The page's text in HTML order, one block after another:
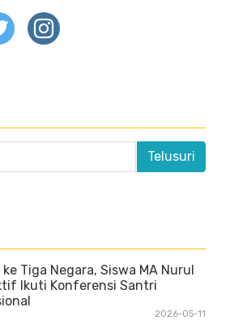
ke Tiga Negara, Siswa MA Nurul
Ikuti Konferensi Santri
2026-05-11